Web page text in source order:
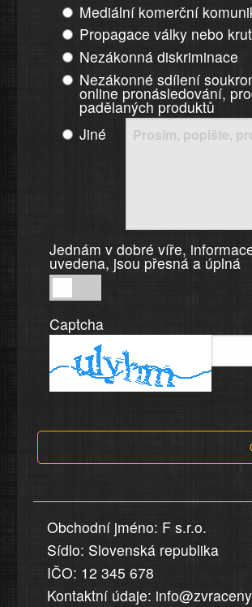
Mediální komerční
Propagace války nebo
Nezákonná diskriminace
Nezákonné sdílení
online pronásledování,
padělaných produktů
Jiné
Jednám v dobré víře,
uvedena, jsou přesná a úplná
v
dobré
informace
v
uvedena,
jsou
přesná
a
úplná
Captcha
Obchodní jméno: F s.r.o.
Sídlo: Slovenská republika
IČO: 12 345 678
Kontaktní údaje: